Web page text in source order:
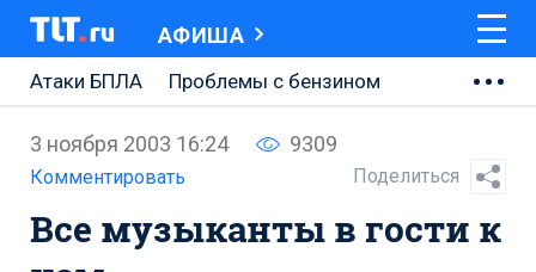
АФИША
Атаки БПЛА
Проблемы с бензином
АВТОВАЗ
Ремонт Центральной площади
Ремонт Обводного шоссе
3 ноября 2003 16:24 9309
Комментировать Поделиться
Все музыканты в гости к